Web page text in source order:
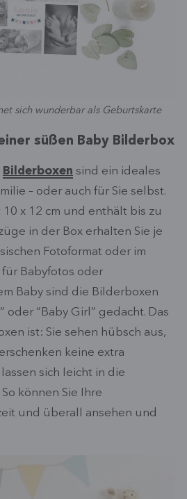
sich wunderbar als Geburtskarte
süßen Baby Bilderbox
Bilderboxen sind ein ideales
– oder auch für Sie selbst.
10 x 12 cm und enthält bis zu
in der Box erhalten Sie je
Fotoformat oder im
für Babyfotos oder
Baby sind die Bilderboxen
oder “Baby Girl” gedacht. Das
ist: Sie sehen hübsch aus,
keine extra
sich leicht in die
können Sie Ihre
und überall ansehen und